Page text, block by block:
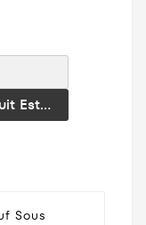
Est...
Sous